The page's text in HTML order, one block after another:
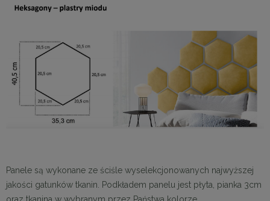
Panele są wykonane ze ściśle wyselekcjonowanych najwyższej
jakości gatunków tkanin. Podkładem panelu jest płyta, pianka 3cm
oraz tkanina w wybranym przez Państwa kolorze